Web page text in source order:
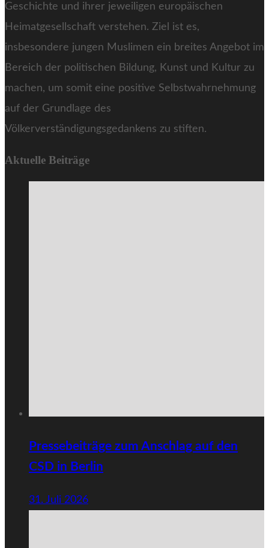
Geschichte und ihrer jeweiligen europäischen
Heimatgesellschaft verstehen. Ziel ist es,
insbesondere jungen Muslimen ein breites Angebot im
Bereich der politischen Bildung, Kunst und Kultur zu
machen, um somit eine positive Selbstwahrnehmung
auf der Grundlage des
Völkerverständigungsgedankens zu stiften.
Aktuelle Beiträge
Pressebeiträge zum Anschlag auf den
CSD in Berlin
31. Juli 2026